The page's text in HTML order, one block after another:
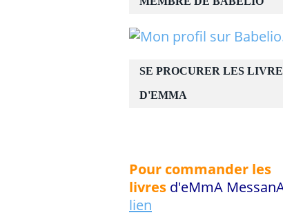
SE PROCURER LES
D'EMMA
Pour commander les
livres d'eMmA
lien